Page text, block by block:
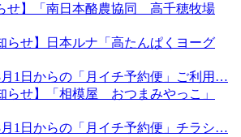
せ】「南日本酪農協同 高千穂牧場
らせ】日本ルナ「高たんぱくヨーグ
月1日からの「月イチ予約便」ご利用…
らせ】「相模屋 おつまみやっこ」
月1日からの「月イチ予約便」チラシ…